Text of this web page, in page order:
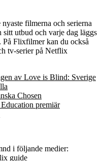
filmerna och serierna
utbud och varje dag läggs
Flixfilmer kan du också
tv-serier på Netflix
av Love is Blind: Sverige
Chosen
premiär
i följande medier: